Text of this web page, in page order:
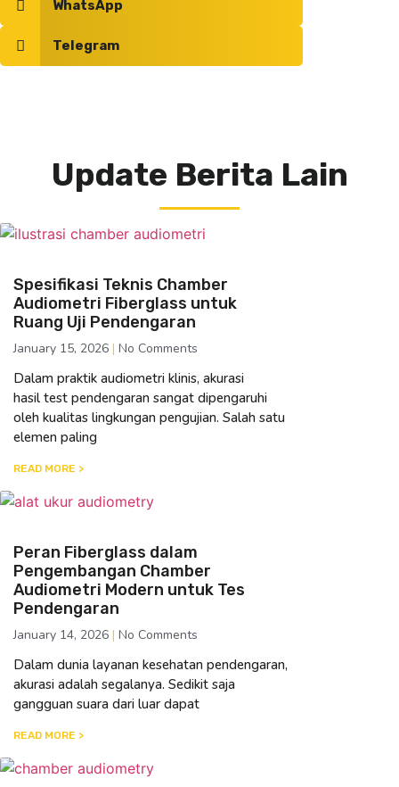
WhatsApp
Telegram
Update Berita Lain
Spesifikasi Teknis Chamber
Audiometri Fiberglass untuk
Ruang Uji Pendengaran
January 15, 2026 No Comments
Dalam praktik audiometri klinis, akurasi
hasil test pendengaran sangat dipengaruhi
oleh kualitas lingkungan pengujian. Salah satu
elemen paling
READ MORE >
Peran Fiberglass dalam
Pengembangan Chamber
Audiometri Modern untuk Tes
Pendengaran
January 14, 2026 No Comments
Dalam dunia layanan kesehatan pendengaran,
akurasi adalah segalanya. Sedikit saja
gangguan suara dari luar dapat
READ MORE >